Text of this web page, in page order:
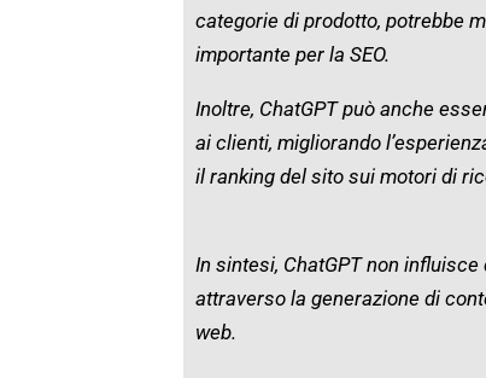
categorie di prodotto, potrebbe
importante per la SEO.
Inoltre, ChatGPT può anche
ai clienti, migliorando
il ranking del sito sui motori di
In sintesi, ChatGPT non
attraverso la generazione di
web.